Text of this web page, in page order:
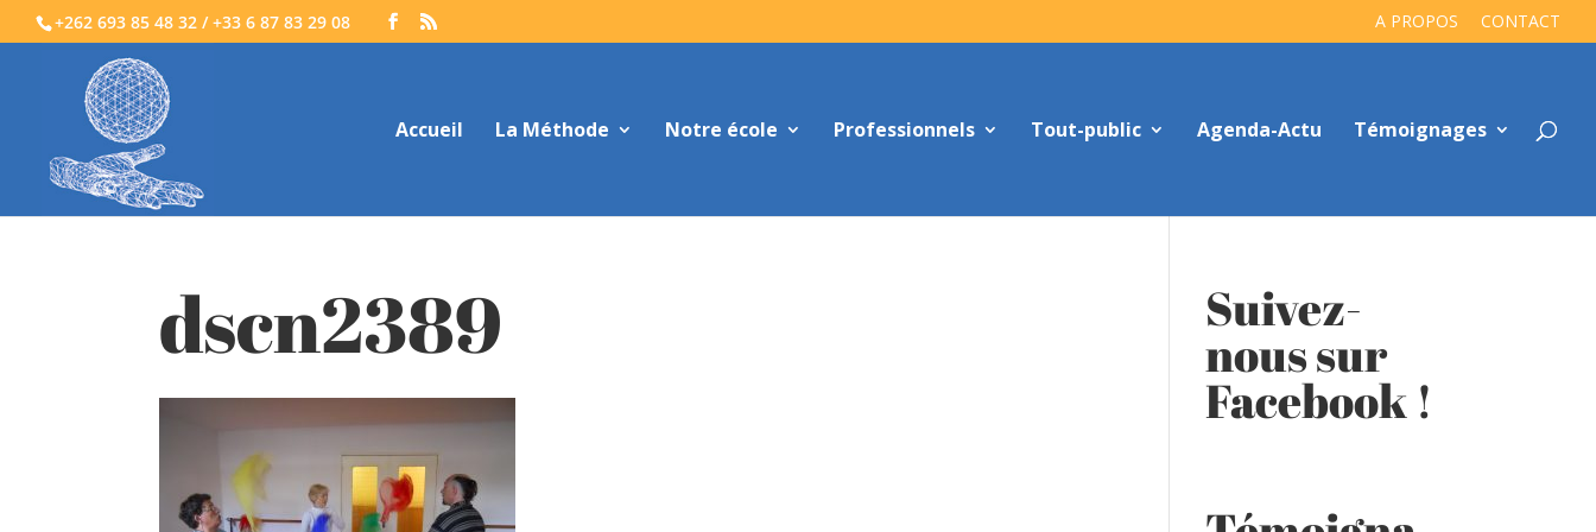
+262 693 85 48 32 / +33 6 87 83 29 08 A PROPOS CONTACT
Accueil La Méthode Notre école Professionnels Tout-public Agenda-Actu Témoignages
dscn2389 Suivez-
nous sur
Facebook !